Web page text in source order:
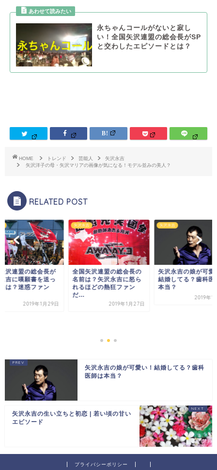
永ちゃんコールがないと寂し
い！全国矢沢連盟の総会長がSP
と交わしたエピソードとは？
HOME トレンド 芸能人
矢沢永吉
矢沢洋子の母・矢沢マリアの画像が気になる！モデル並みの美人？
RELATED POST
沢連盟の総会長が
吉に嘆願書を送っ
は？迷惑ファン
2019年1月29日
矢沢永吉
全国矢沢連盟の総会長の
名前は？矢沢永吉に怒ら
れるほどの熱狂ファン
だ...
2019年1月27日
矢沢永吉
矢沢永吉の娘が可愛
結婚してる？歯科医
本当？
2019年1
矢沢永吉の娘が可愛い！結婚してる？歯科
医師は本当？
矢沢永吉の生い立ちと初恋 | 若い頃の甘い
エピソード
プライバシーポリシー